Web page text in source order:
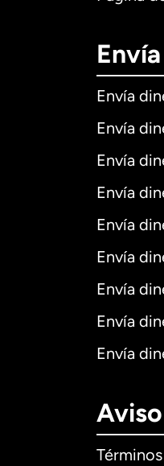
Envía
Envía
Envía
Envía
Envía
Envía
Envía
Envía
Envía